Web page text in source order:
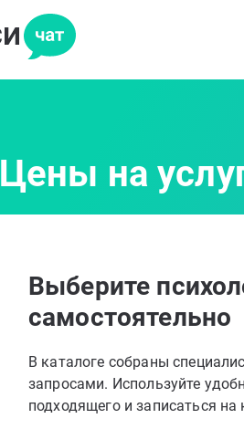
Цены на
Выберите
самостоятельно
В каталоге собраны
запросами. Используйте
подходящего и записаться на